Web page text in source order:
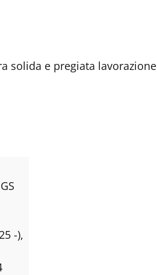
solida e pregiata lavorazione
-),